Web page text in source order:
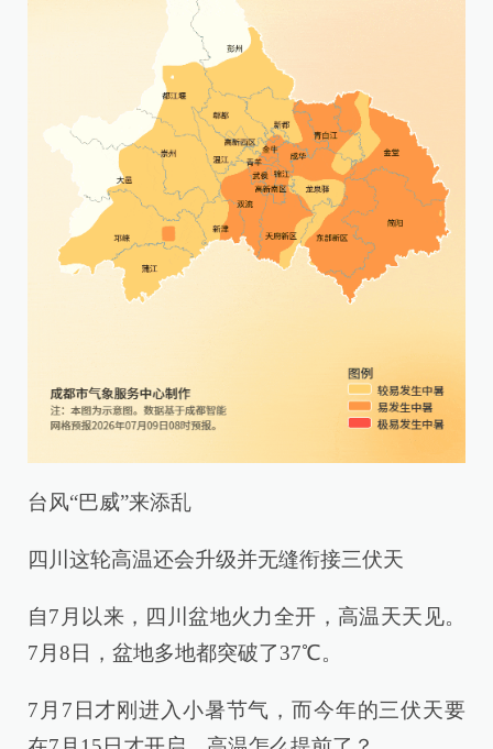
台风“巴威”来添乱
四川这轮高温还会升级并无缝衔接三伏天
自7月以来，四川盆地火力全开，高温天天见。
7月8日，盆地多地都突破了37℃。
7月7日才刚进入小暑节气，而今年的三伏天要